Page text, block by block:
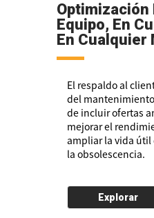
Optimización
Equipo, En
En Cualquier
El respaldo al
del
de incluir ofertas
mejorar el
ampliar la vida útil
la obsolescencia.
Explorar